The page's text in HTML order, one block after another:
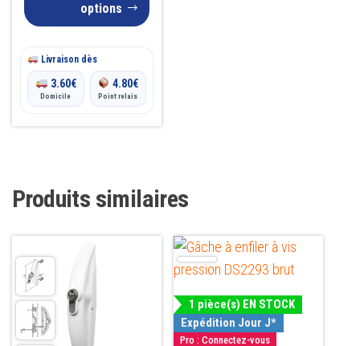
options
produit
Livraison dès
3.60€
Domicile
4.80€
Point relais
Produits similaires
produit
a
plusieurs
variations.
1 pièce(s) EN STOCK
Expédition Jour J*
Pro : Connectez-vous